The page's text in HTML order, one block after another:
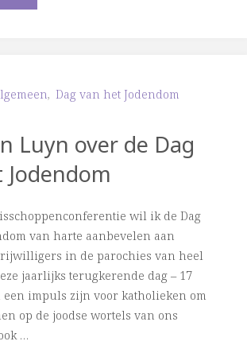
over
Met
nieuwe
ogen
kijken
, Dag van het Jodendom
Luyn over de Dag
wil ik de Dag
van harte aanbevelen aan
in de parochies van heel
jaarlijks terugkerende dag – 17
impuls zijn voor katholieken om
op de joodse wortels van ons
…